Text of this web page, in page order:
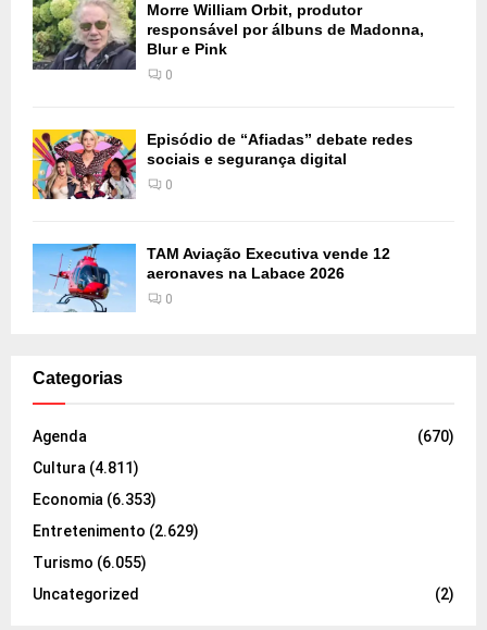
Morre William Orbit, produtor
responsável por álbuns de Madonna,
Blur e Pink
0
Episódio de “Afiadas” debate redes
sociais e segurança digital
0
TAM Aviação Executiva vende 12
aeronaves na Labace 2026
0
Categorias
Agenda
(670)
Cultura (4.811)
Economia (6.353)
Entretenimento (2.629)
Turismo (6.055)
Uncategorized
(2)